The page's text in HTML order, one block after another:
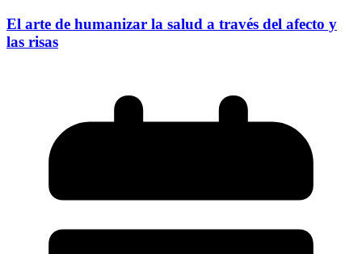
El arte de humanizar la salud a través del afecto y
las risas